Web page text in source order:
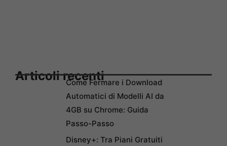
Articoli recentiCome Fermare i Download
Automatici di Modelli AI da
4GB su Chrome: Guida
Passo-Passo
Disney+: Tra Piani Gratuiti